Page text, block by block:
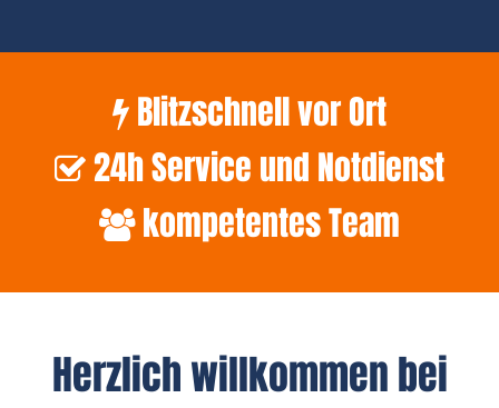
Blitzschnell vor Ort
24h Service und Notdienst
kompetentes Team
Herzlich willkommen bei